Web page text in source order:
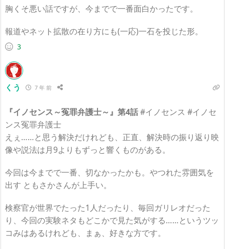
胸くそ悪い話ですが、今までで一番面白かったです。
報道やネット拡散の在り方にも(一応)一石を投じた形。
3
くう 7 年 前
『イノセンス～冤罪弁護士～』第4話#イノセンス #イノセ
ンス冤罪弁護士
えぇ……と思う解決だけれども、正直、解決時の振り返り映
像や説法は月9よりもずっと響くものがある。
今回は今までで一番、切なかったかも。やつれた雰囲気を
出す ともさかさんが上手い。
検察官が世界でたった1人だったり、毎回ガリレオだった
り、今回の実験ネタもどこかで見た気がする……というツッ
コみはあるけれども、まぁ、好きな方です。